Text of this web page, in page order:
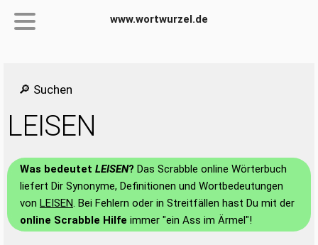
www.wortwurzel.de
🔎 Suchen
LEISEN
Was bedeutet LEISEN? Das Scrabble online Wörterbuch
liefert Dir Synonyme, Definitionen und Wortbedeutungen
von LEISEN. Bei Fehlern oder in Streitfällen hast Du mit der
online Scrabble Hilfe immer "ein Ass im Ärmel"!